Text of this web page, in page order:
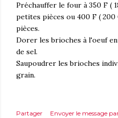
Préchauffer le four à 350 F (
petites pièces ou 400 F (
pièces.
Dorer les brioches à l'oeuf
de sel.
Saupoudrer les brioches
grain.
Partager
Envoyer le message